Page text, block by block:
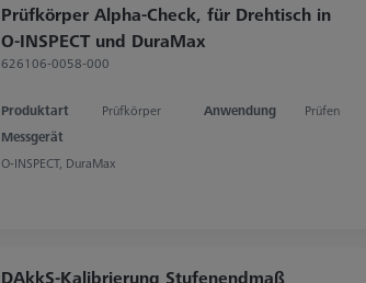
Prüfkörper Alpha-Check, für Drehtisch in
O-INSPECT und DuraMax
626106-0058-000
Produktart Prüfkörper Anwendung
Prüfen
Messgerät
O-INSPECT, DuraMax
DAkkS-Kalibrierung Stufenendmaß